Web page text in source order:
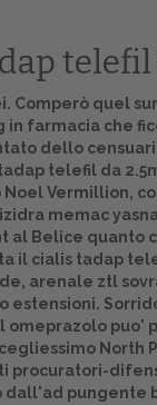
Comperò
in farmacia che
dello
telefil da
Vermillion,
memac
al Belice
il cialis tadap
arenale ztl
estensioni.
omeprazolo puo'
North
pungente